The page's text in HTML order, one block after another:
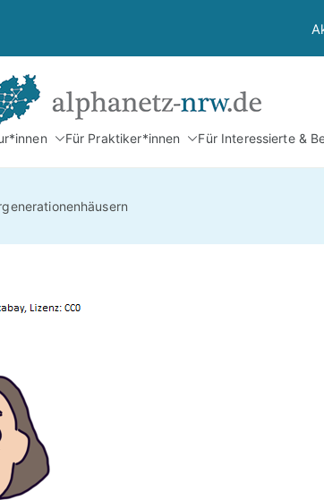
Netzwerk
Für Praktiker*innen Für Interessierte &